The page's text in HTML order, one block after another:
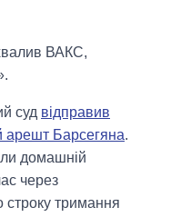
ВАКС,
суд відправив
арешт Барсегяна.
домашній
через
строку тримання